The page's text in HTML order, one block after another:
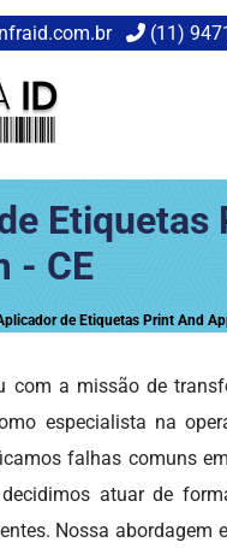
(11)
Etiquetas
- CE
de Etiquetas Print And
com a missão de
especialista na
falhas comuns
atuar de
Nossa abordagem